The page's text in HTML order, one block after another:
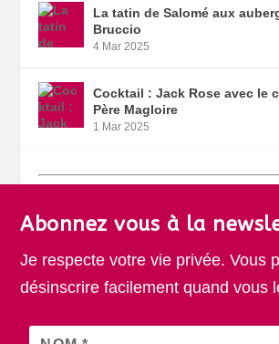
La tatin de Salomé aux
Bruccio
4 Mar 2025
Cocktail : Jack Rose avec le
Père Magloire
1 Mar 2025
Abonnez vous à la
Je respecte votre vie privée. Vous
désinscrire facilement quand vous